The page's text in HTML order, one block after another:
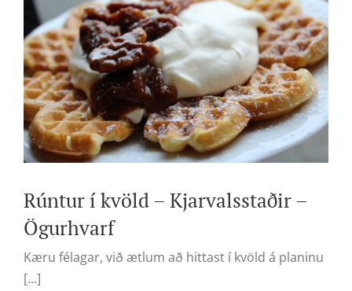
Rúntur í kvöld – Kjarvalsstaðir –
Ögurhvarf
Kæru félagar, við ætlum að hittast í kvöld á planinu
[...]